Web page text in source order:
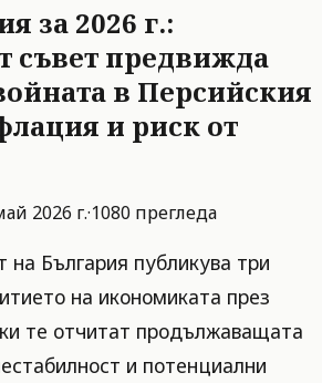
за 2026 г.:
съвет предвижда
в Персийския
и риск от
2026 г.·1080 прегледа
на България публикува три
на икономиката през
те отчитат продължаващата
и потенциални